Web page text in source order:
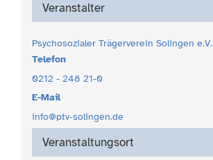
Veranstaltungsort
Veranstalter
Psychosozialer Trägerverein Solingen e.V.
Telefon
0212 - 248 21-0
E-Mail
info@ptv-solingen.de